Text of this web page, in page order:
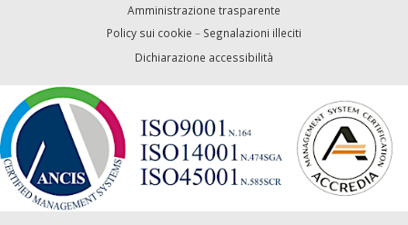
Amministrazione trasparente
Policy sui cookie – Segnalazioni illeciti
Dichiarazione accessibilità